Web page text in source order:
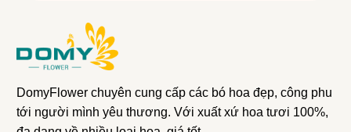
DomyFlower chuyên cung cấp các bó hoa đẹp, công phu
tới người mình yêu thương. Với xuất xứ hoa tươi 100%,